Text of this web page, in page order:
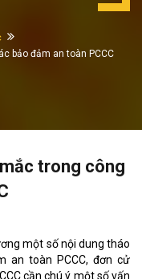
bảo đảm an toàn PCCC
trong công
một số nội dung tháo
an toàn PCCC, đơn cử
cần chú ý một số vấn